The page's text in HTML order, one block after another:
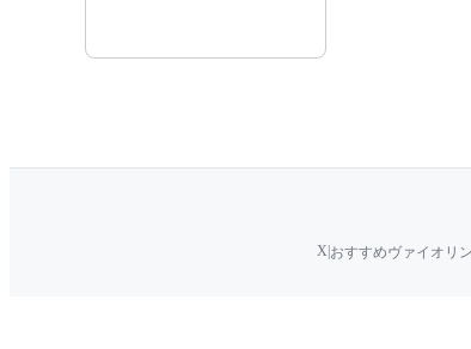
X| おすすめヴァイオリ